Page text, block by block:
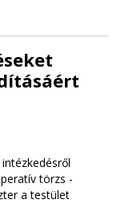
törzs -
a testület